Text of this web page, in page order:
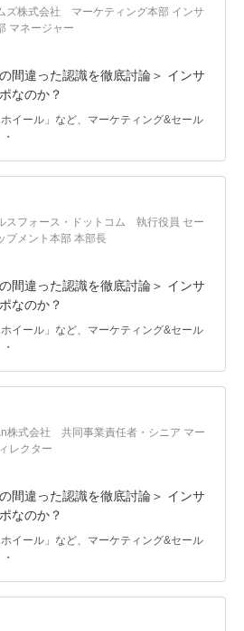
ズ株式会社 マーケティング本部 インサ
マネージャー
間違った認識を徹底討論＞ インサ
なのか？
イール」など、マーケティング&セール
スフォース・ドットコム 執行役員 セー
プメント本部 本部長
間違った認識を徹底討論＞ インサ
なのか？
イール」など、マーケティング&セール
株式会社 共同事業責任者・シニア マー
レクター
間違った認識を徹底討論＞ インサ
なのか？
イール」など、マーケティング&セール